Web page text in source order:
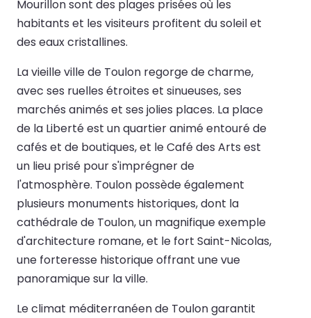
Mourillon sont des plages prisées où les
habitants et les visiteurs profitent du soleil et
des eaux cristallines.
La vieille ville de Toulon regorge de charme,
avec ses ruelles étroites et sinueuses, ses
marchés animés et ses jolies places. La place
de la Liberté est un quartier animé entouré de
cafés et de boutiques, et le Café des Arts est
un lieu prisé pour s'imprégner de
l'atmosphère. Toulon possède également
plusieurs monuments historiques, dont la
cathédrale de Toulon, un magnifique exemple
d'architecture romane, et le fort Saint-Nicolas,
une forteresse historique offrant une vue
panoramique sur la ville.
Le climat méditerranéen de Toulon garantit